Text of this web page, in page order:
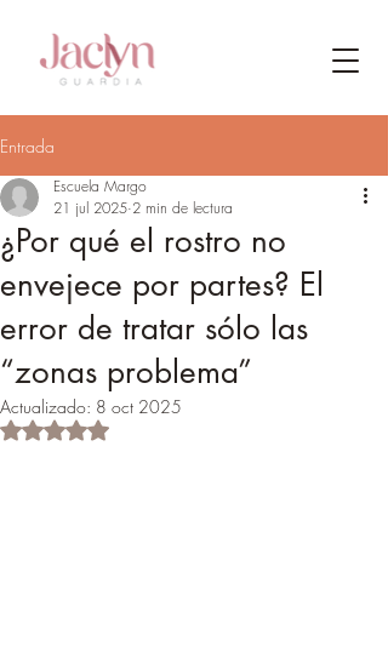
Entrada
¿Por qué el rostro no
envejece por partes? El
error de tratar sólo las
“zonas problema”
Escuela Margo
21 jul 2025 2 min de lectura
Actualizado: 8 oct 2025
Obtuvo NaN de 5 estrellas.